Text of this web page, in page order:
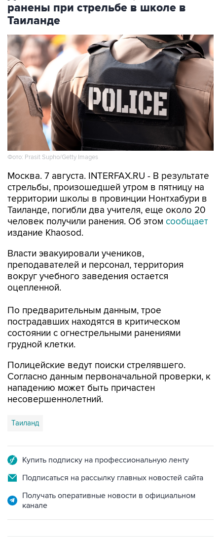
ранены при стрельбе в школе в
Таиланде
Фото: Prasit Supho/Getty Images
Москва. 7 августа. INTERFAX.RU - В результате
стрельбы, произошедшей утром в пятницу на
территории школы в провинции Нонтхабури в
Таиланде, погибли два учителя, еще около 20
человек получили ранения. Об этом сообщает
издание Khaosod.
Власти эвакуировали учеников,
преподавателей и персонал, территория
вокруг учебного заведения остается
оцепленной.
По предварительным данным, трое
пострадавших находятся в критическом
состоянии с огнестрельными ранениями
грудной клетки.
Полицейские ведут поиски стрелявшего.
Согласно данным первоначальной проверки, к
нападению может быть причастен
несовершеннолетний.
Таиланд
Купить подписку на профессиональную ленту
Подписаться на рассылку главных новостей сайта
Получать оперативные новости в официальном
канале